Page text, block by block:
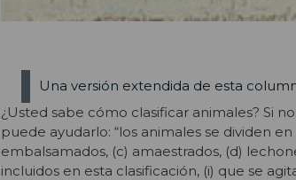
Una versión extendida de esta
¿Usted sabe cómo clasificar animales? Si
puede ayudarlo: “los animales se dividen
embalsamados, (c) amaestrados, (d)
incluidos en esta clasificación, (i) que se